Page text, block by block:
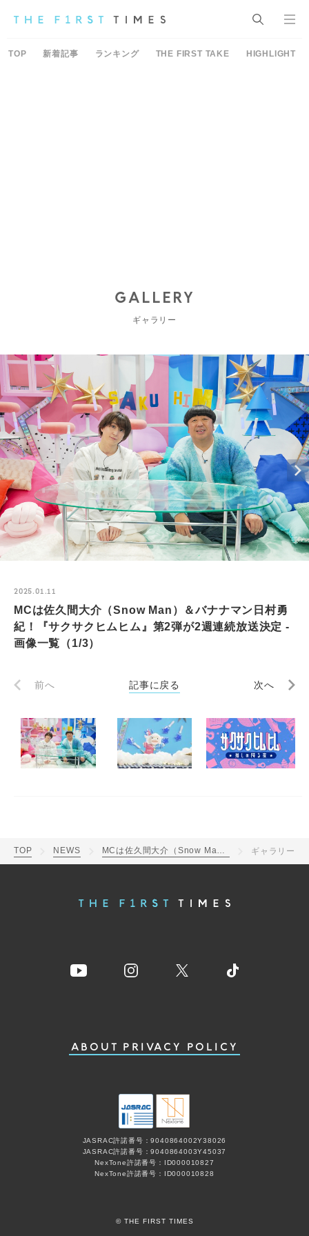
TOP 新着記事 ランキング THE FIRST TAKE HIGHLIGHT
GALLERY
ギャラリー
2025.01.11
MCは佐久間大介（Snow Man）＆バナナマン日村勇
紀！『サクサクヒムヒム』第2弾が2週連続放送決定 -
画像一覧（1/3）
前へ 記事に戻る 次へ
TOP NEWS MCは佐久間大介（Snow Man）＆バナナマン日村勇紀！『サクサクヒムヒム』第2弾が2週連続放送決定 ギャラリー
ABOUT PRIVACY POLICY
JASRAC許諾番号：9040864002Y38026
JASRAC許諾番号：9040864003Y45037
NexTone許諾番号：ID000010827
NexTone許諾番号：ID000010828
© THE FIRST TIMES